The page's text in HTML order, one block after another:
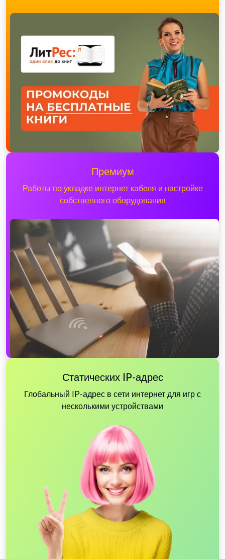
Премиум
Работы по укладке интернет кабеля и настройке
собственного оборудования
Статических IP-адрес
Глобальный IP-адрес в сети интернет для игр с
несколькими устройствами